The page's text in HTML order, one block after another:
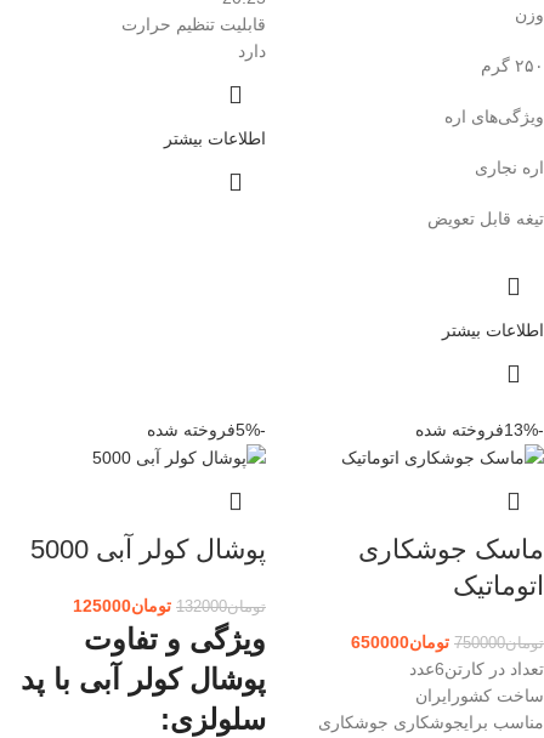
وزن
۲۵۰ گرم
ویژگی‌های اره
اره نجاری
تیغه قابل تعویض
اطلاعات بیشتر
قابلیت تنظیم حرارت
دارد
اطلاعات بیشتر
-13% فروخته شده
ماسک جوشکاری
اتوماتیک
تومان750000 تومان650000
تعداد در کارتن6عدد
ساخت کشورایران
مناسب برایجوشکاری جوشکاری
-5% فروخته شده
پوشال کولر آبی 5000
تومان132000 تومان125000
ویژگی و تفاوت
پوشال کولر آبی با پد
سلولزی: